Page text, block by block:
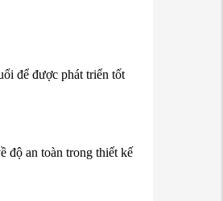
để được phát triển tốt
độ an toàn trong thiết kế